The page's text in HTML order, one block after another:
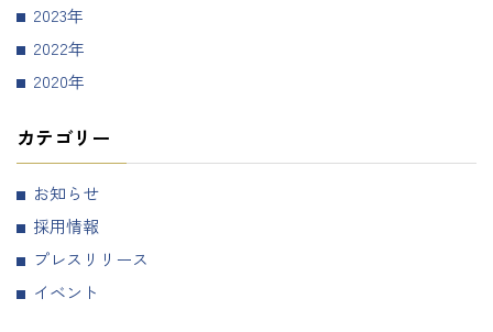
2023
2022
2020
カテゴリー
お知らせ
採用情報
プレスリリース
イベント